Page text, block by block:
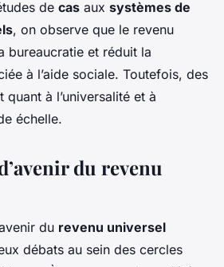
de cas aux systèmes de
, on observe que le revenu
bureaucratie et réduit la
à l’aide sociale. Toutefois, des
quant à l’universalité et à
échelle.
du revenu
du revenu universel
débats au sein des cercles